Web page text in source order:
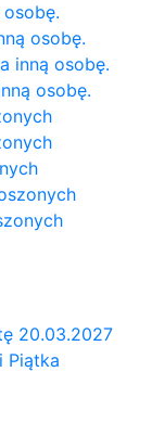
osobę.
inną osobę.
osobę.
20.03.2027
Piątka